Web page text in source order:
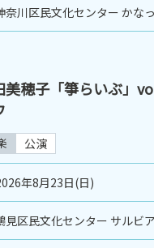
奈川区民文化センター かな
美穂子「箏らいぶ」
公演
年8月23日(日)
見区民文化センター サルビ